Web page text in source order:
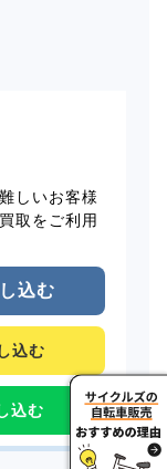
しいお客様
取をご利用
込む
込む
込む